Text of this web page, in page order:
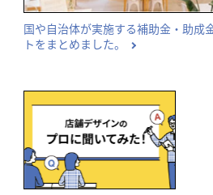
国や自治体が実施する補助金・助成
トをまとめました。